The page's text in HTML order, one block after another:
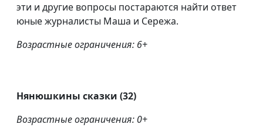
эти и другие вопросы постараются найти ответ
юные журналисты Маша и Сережа.
Возрастные ограничения: 6+
Нянюшкины сказки (32)
Возрастные ограничения: 0+